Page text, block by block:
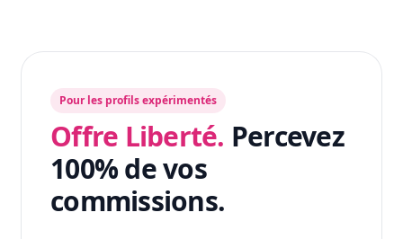
Pour les profils expérimentés
Offre Liberté. Percevez
100% de vos
commissions.